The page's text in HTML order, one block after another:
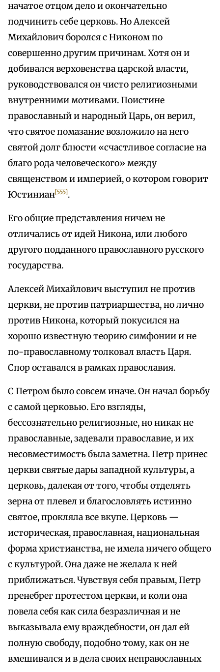
начатое отцом дело и окончательно
подчинить себе церковь. Но Алексей
Михайлович боролся с Никоном по
совершенно другим причинам. Хотя он и
добивался верховенства царской власти,
руководствовался он чисто религиозными
внутренними мотивами. Поистине
православный и народный Царь, он верил,
что святое помазание возложило на него
святой долг блюсти «счастливое согласие на
благо рода человеческого» между
священством и империей, о котором говорит
Юстиниан[555].
Его общие представления ничем не
отличались от идей Никона, или любого
другого подданного православного русского
государства.
Алексей Михайлович выступил не против
церкви, не против патриаршества, но лично
против Никона, который покусился на
хорошо известную теорию симфонии и не
по-православному толковал власть Царя.
Спор оставался в рамках православия.
С Петром было совсем иначе. Он начал борьбу
с самой церковью. Его взгляды,
бессознательно религиозные, но никак не
православные, задевали православие, и их
несовместимость была заметна. Петр принес
церкви святые дары западной культуры, а
церковь, далекая от того, чтобы отделять
зерна от плевел и благословлять истинно
святое, прокляла все вкупе. Церковь —
историческая, православная, национальная
форма христианства, не имела ничего общего
с культурой. Она даже не желала к ней
приближаться. Чувствуя себя правым, Петр
пренебрег протестом церкви, и коли она
повела себя как сила безразличная и не
выказывала ему враждебности, он дал ей
полную свободу, подобно тому, как он не
вмешивался и в дела своих неправославных